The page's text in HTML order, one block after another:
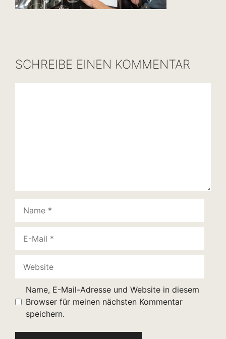
SCHREIBE EINEN KOMMENTAR
Mail
Name, E-Mail-Adresse und Website in diesem
Browser für meinen nächsten Kommentar
speichern.